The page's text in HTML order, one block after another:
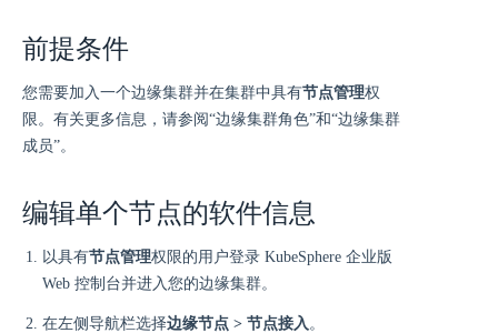
前提条件
您需要加入一个边缘集群并在集群中具有节点管理权
限。有关更多信息，请参阅“边缘集群角色”和“边缘集群
成员”。
编辑单个节点的软件信息
以具有节点管理权限的用户登录 KubeSphere 企业版
Web 控制台并进入您的边缘集群。
在左侧导航栏选择边缘节点 > 节点接入。